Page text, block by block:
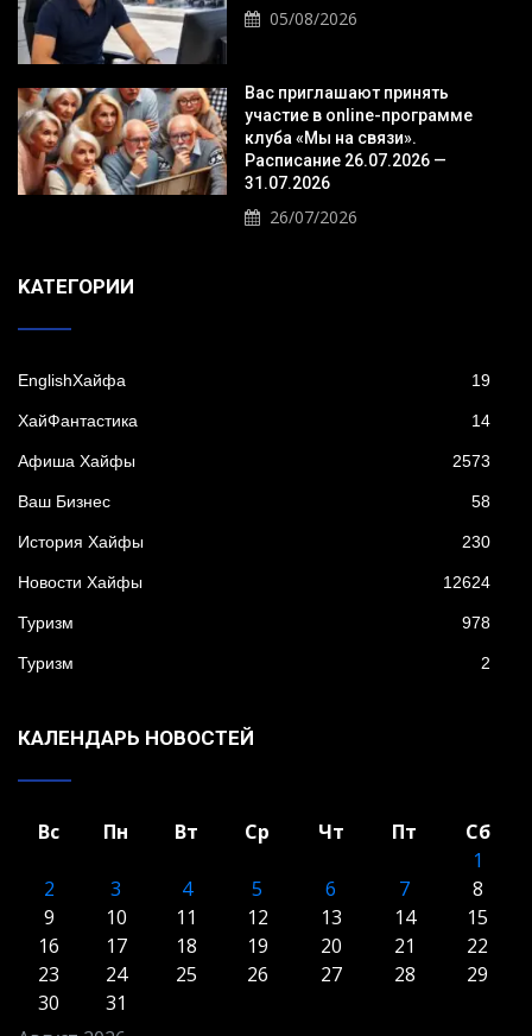
05/08/2026
Вас приглашают принять
участие в online-программе
клуба «Мы на связи».
Расписание 26.07.2026 —
31.07.2026
26/07/2026
KАТЕГОРИИ
EnglishХайфа 19
XайФантастика 14
Афиша Хайфы 2573
Ваш Бизнес 58
История Хайфы 230
Новости Хайфы 12624
Туризм 978
Туризм 2
КАЛЕНДАРЬ НОВОСТЕЙ
Вс Пн Вт Ср Чт Пт
Сб
1
2
3 4 5 6 7
8
9
10 11 12 13 14
15
16
17 18 19 20 21
22
23
24 25 26 27 28
29
30
31